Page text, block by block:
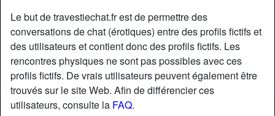
Le but de travestiechat.fr est de permettre des
conversations de chat (érotiques) entre des profils fictifs et
des utilisateurs et contient donc des profils fictifs. Les
rencontres physiques ne sont pas possibles avec ces
profils fictifs. De vrais utilisateurs peuvent également être
trouvés sur le site Web. Afin de différencier ces
utilisateurs, consulte la FAQ.
starAjouter chatDiscuter !
Nickname: